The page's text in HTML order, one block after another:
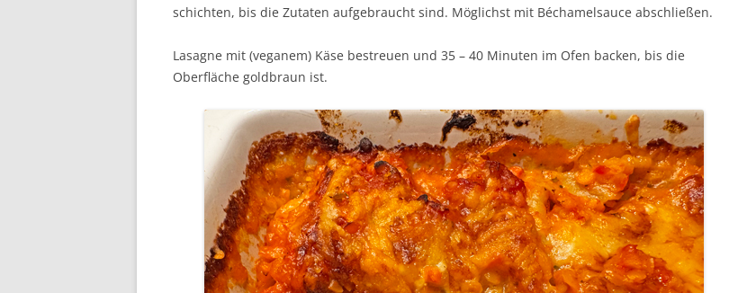
schichten, bis die Zutaten aufgebraucht sind. Möglichst mit Béchamelsauce abschließen.
Lasagne mit (veganem) Käse bestreuen und 35 – 40 Minuten im Ofen backen, bis die
Oberfläche goldbraun ist.